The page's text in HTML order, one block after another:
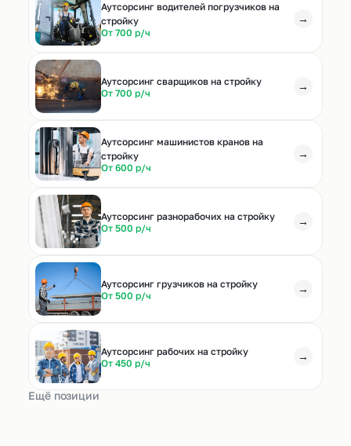
Аутсорсинг водителей погрузчиков на
стройку
От 700 р/ч
→
Аутсорсинг сварщиков на стройку
От 700 р/ч
→
Аутсорсинг машинистов кранов на
стройку
От 600 р/ч
→
Аутсорсинг разнорабочих на стройку
От 500 р/ч
→
Аутсорсинг грузчиков на стройку
От 500 р/ч
→
Аутсорсинг рабочих на стройку
От 450 р/ч
→
Ещё позиции